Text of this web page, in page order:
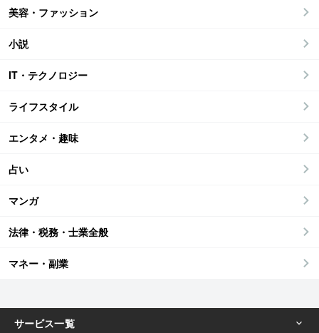
美容・ファッション
小説
IT・テクノロジー
ライフスタイル
エンタメ・趣味
占い
マンガ
法律・税務・士業全般
マネー・副業